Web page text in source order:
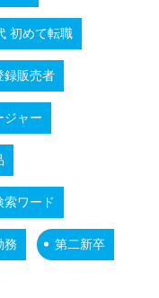
初めて転職
録販売者
ジャー
索ワード
務 第二新卒